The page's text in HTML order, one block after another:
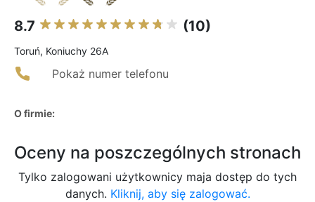
8.7 (10)
Toruń, Koniuchy 26A
Pokaż numer telefonu
O firmie:
Oceny na poszczególnych stronach
Tylko zalogowani użytkownicy maja dostęp do tych
danych. Kliknij, aby się zalogować.